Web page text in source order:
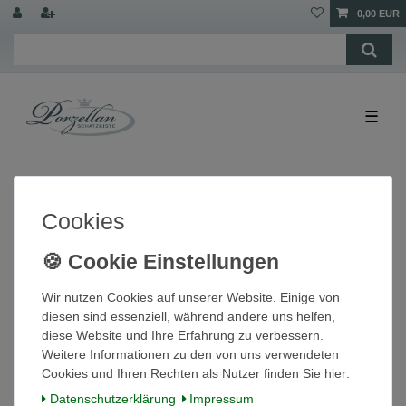
0,00 EUR
☰
Dessertteller Schale 13cm Woodland rot Wood
& Sons Burslem England
4,80 € *
Cookies
Wir nutzen Cookies auf unserer Website. Einige von
diesen sind essenziell, während andere uns helfen,
diese Website und Ihre Erfahrung zu verbessern.
Weitere Informationen zu den von uns verwendeten
Cookies und Ihren Rechten als Nutzer finden Sie hier:
Daten­schutz­erklärung
Impressum